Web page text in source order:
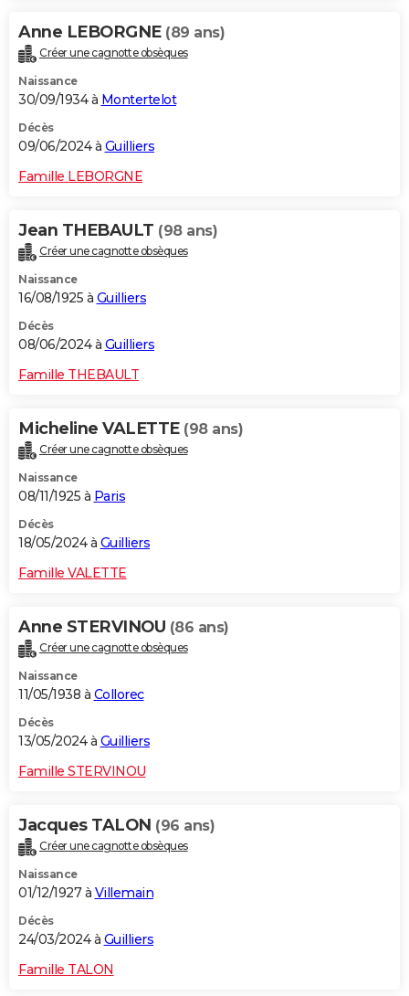
Anne LEBORGNE (89 ans)
Créer une cagnotte obsèques
Naissance
30/09/1934 à Montertelot
Décès
09/06/2024 à Guilliers
Famille LEBORGNE
Jean THEBAULT (98 ans)
Créer une cagnotte obsèques
Naissance
16/08/1925 à Guilliers
Décès
08/06/2024 à Guilliers
Famille THEBAULT
Micheline VALETTE (98 ans)
Créer une cagnotte obsèques
Naissance
08/11/1925 à Paris
Décès
18/05/2024 à Guilliers
Famille VALETTE
Anne STERVINOU (86 ans)
Créer une cagnotte obsèques
Naissance
11/05/1938 à Collorec
Décès
13/05/2024 à Guilliers
Famille STERVINOU
Jacques TALON (96 ans)
Créer une cagnotte obsèques
Naissance
01/12/1927 à Villemain
Décès
24/03/2024 à Guilliers
Famille TALON